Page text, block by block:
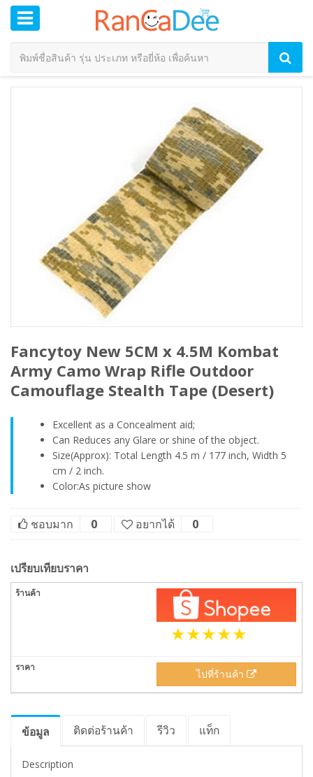
Fancytoy New 5CM x 4.5M Kombat
Army Camo Wrap Rifle Outdoor
Camouflage Stealth Tape (Desert)
Excellent as a Concealment aid;
Can Reduces any Glare or shine of the object.
Size(Approx): Total Length 4.5 m / 177 inch, Width 5
cm / 2 inch.
Color:As picture show
ชอบมาก 0 อยากได้ 0
เปรียบเทียบราคา
ไปที่ร้านค้า
ข้อมูล ติดต่อร้านค้า รีวิว แท็ก
Description